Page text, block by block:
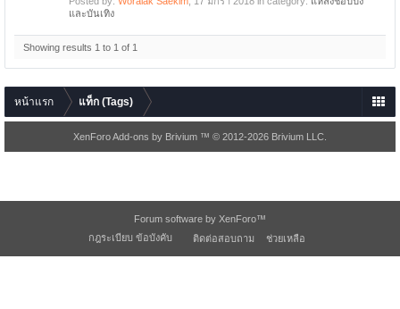
และบันเทิง
Showing results 1 to 1 of 1
หน้าแรก แท็ก (Tags)
XenForo Add-ons by Brivium ™ © 2012-2026 Brivium LLC.
Forum software by XenForo™
กฎระเบียบ ข้อบังคับ
ติดต่อสอบถาม ช่วยเหลือ